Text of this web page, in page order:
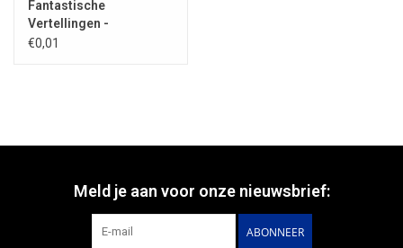
Fantastische
Vertellingen -
abonnement
€0,01
Meld je aan voor onze nieuwsbrief:
ABONNEER